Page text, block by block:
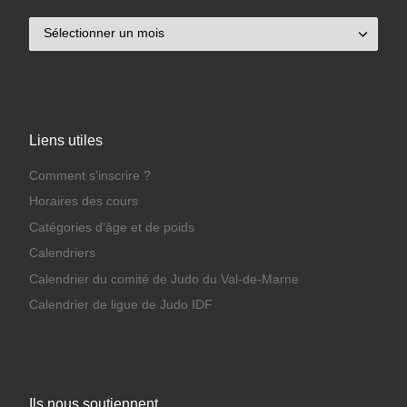
Liens utiles
Comment s’inscrire ?
Horaires des cours
Catégories d’âge et de poids
Calendriers
Calendrier du comité de Judo du Val-de-Marne
Calendrier de ligue de Judo IDF
Ils nous soutiennent